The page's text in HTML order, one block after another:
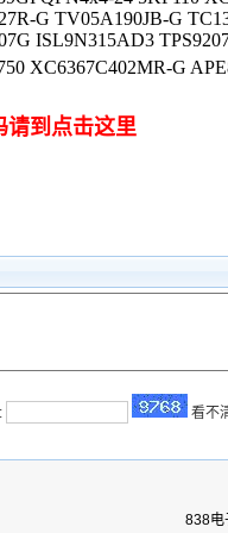
G TV05A190JB-G
ISL9N315AD3
XC6367C402MR-G
请到点击这里
看不
838电